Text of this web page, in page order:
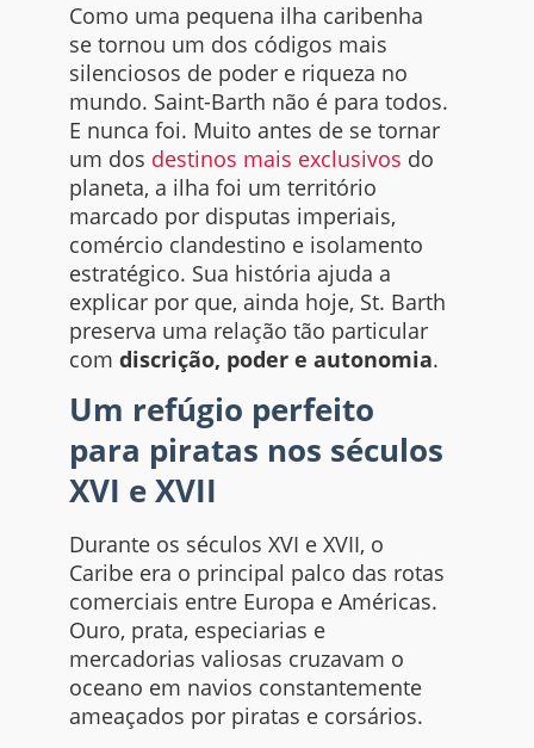
Como uma pequena ilha caribenha
se tornou um dos códigos mais
silenciosos de poder e riqueza no
mundo. Saint-Barth não é para todos.
E nunca foi. Muito antes de se tornar
um dos destinos mais exclusivos do
planeta, a ilha foi um território
marcado por disputas imperiais,
comércio clandestino e isolamento
estratégico. Sua história ajuda a
explicar por que, ainda hoje, St. Barth
preserva uma relação tão particular
com discrição, poder e autonomia.
Um refúgio perfeito
para piratas nos séculos
XVI e XVII
Durante os séculos XVI e XVII, o
Caribe era o principal palco das rotas
comerciais entre Europa e Américas.
Ouro, prata, especiarias e
mercadorias valiosas cruzavam o
oceano em navios constantemente
ameaçados por piratas e corsários.